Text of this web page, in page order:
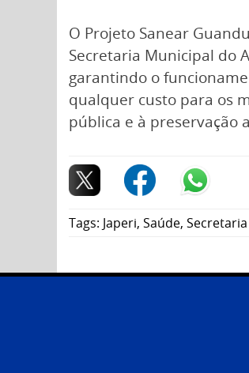
O Projeto Sanear
Secretaria Municipal do
garantindo o
qualquer custo para os
pública e à preservação
Tags: Japeri, Saúde,